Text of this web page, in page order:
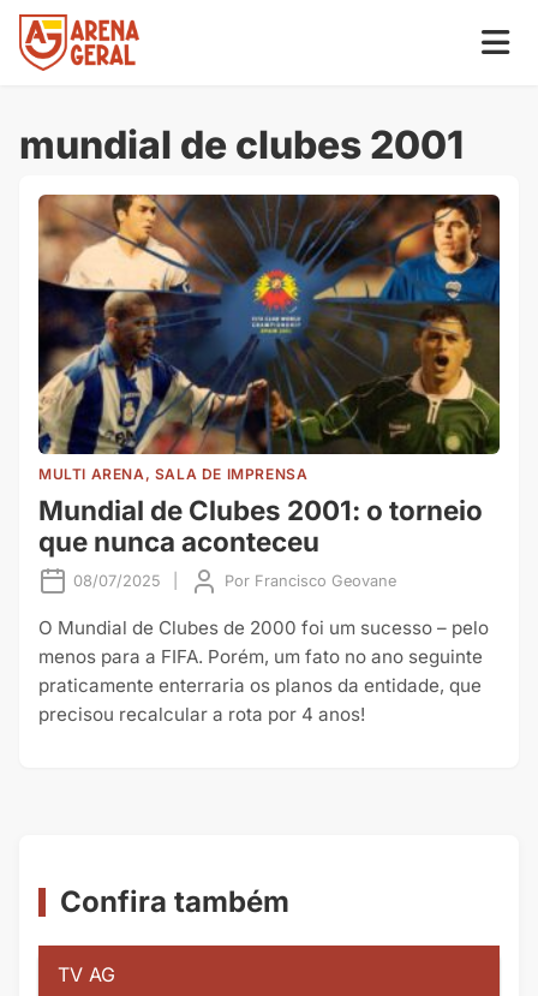
mundial de clubes 2001
MULTI ARENA, SALA DE IMPRENSA
Mundial de Clubes 2001: o torneio
que nunca aconteceu
08/07/2025 Por Francisco Geovane
O Mundial de Clubes de 2000 foi um sucesso – pelo
menos para a FIFA. Porém, um fato no ano seguinte
praticamente enterraria os planos da entidade, que
precisou recalcular a rota por 4 anos!
Confira também
TV AG